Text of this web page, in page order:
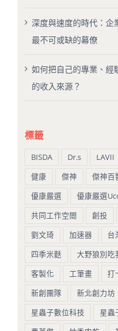
深度與速度的時代：企
最不可或缺的幕僚
如何把自己的專業、經
的收入來源？
標籤
BISDA Dr.s LAVII
健康
傑神 傑神百
優康嚴選
優康嚴選
共同工作空間
創投
劉文琦
加速器 台
四季米麩
大野狼別吃
客製化
工筆畫 打
新創團隊
新北創力坊
星蟲子數位科技
星蟲